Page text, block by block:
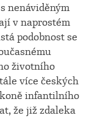
nenáviděným
v naprostém
podobnost se
životního
více českých
infantilního
že již zdaleka